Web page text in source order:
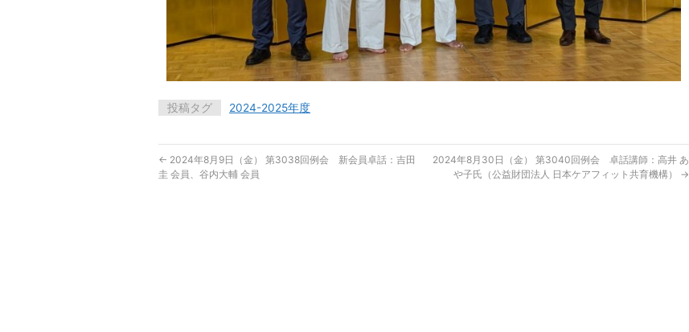
投稿タグ 2024-2025年度
← 2024年8月9日（金） 第3038回例会 新会員卓話：吉田
圭 会員、谷内大輔 会員
2024年8月30日（金） 第3040回例会 卓話講師：高井 あ
や子氏（公益財団法人 日本ケアフィット共育機構） →